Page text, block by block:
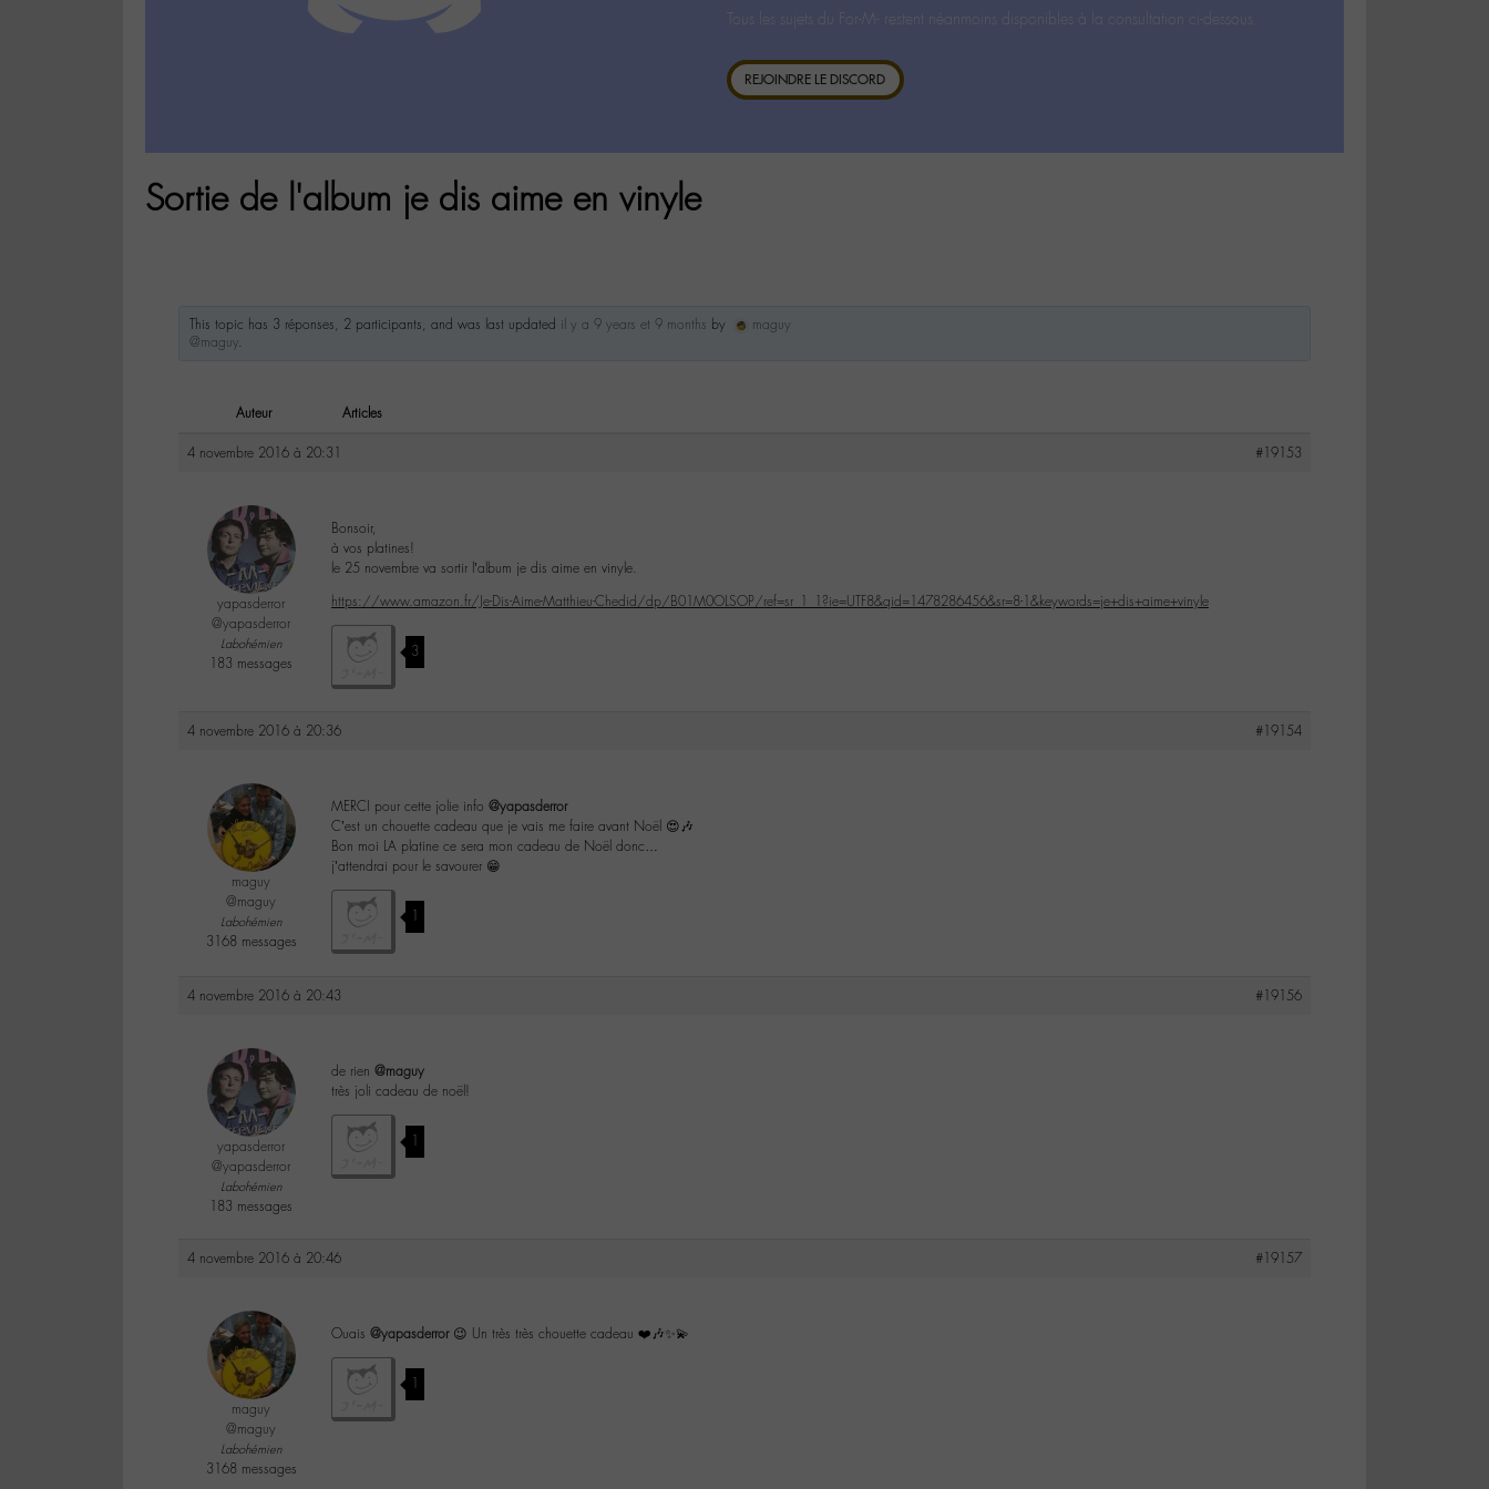
Tous les sujets du For-M- restent néanmoins disponibles à la consultation ci-dessous.
REJOINDRE LE DISCORD
Sortie de l'album je dis aime en vinyle
This topic has 3 réponses, 2 participants, and was last updated il y a 9 years et 9 months by
maguy
@maguy.
Auteur Articles
4 novembre 2016 à 20:31 #19153
yapasderror
@yapasderror
Labohémien
183 messages
Bonsoir,
à vos platines!
le 25 novembre va sortir l’album je dis aime en vinyle.
https://www.amazon.fr/Je-Dis-Aime-Matthieu-Chedid/dp/B01M0OLSOP/ref=sr_1_1?ie=UTF8&qid=1478286456&sr=8-1&keywords=je+dis+aime+vinyle
3
4 novembre 2016 à 20:36 #19154
maguy
@maguy
Labohémien
3168 messages
MERCI pour cette jolie info @yapasderror
C’est un chouette cadeau que je vais me faire avant Noël 😍🎶
Bon moi LA platine ce sera mon cadeau de Noël donc…
j’attendrai pour le savourer 😁
1
4 novembre 2016 à 20:43 #19156
yapasderror
@yapasderror
Labohémien
183 messages
de rien @maguy
très joli cadeau de noël!
1
4 novembre 2016 à 20:46 #19157
maguy
@maguy
Labohémien
3168 messages
Ouais @yapasderror😉 Un très très chouette cadeau ❤️🎶✨💫
1